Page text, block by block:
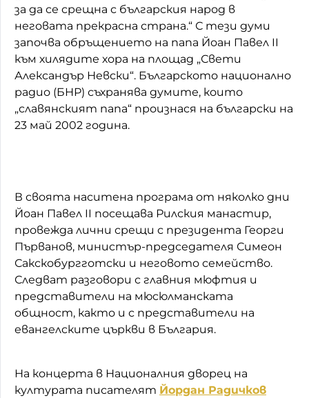
за да се срещна с българския народ в
неговата прекрасна страна.“ С тези думи
започва обръщението на папа Йоан Павел II
към хилядите хора на площад „Свети
Александър Невски“. Българското национално
радио (БНР) съхранява думите, които
„славянският папа“ произнася на български на
23 май 2002 година.
В своята наситена програма от няколко дни
Йоан Павел II посещава Рилския манастир,
провежда лични срещи с президента Георги
Първанов, министър-председателя Симеон
Сакскобургготски и неговото семейство.
Следват разговори с главния мюфтия и
представители на мюсюлманската
общност, както и с представители на
евангелските църкви в България.
На концерта в Националния дворец на
културата писателят Йордан Радичков